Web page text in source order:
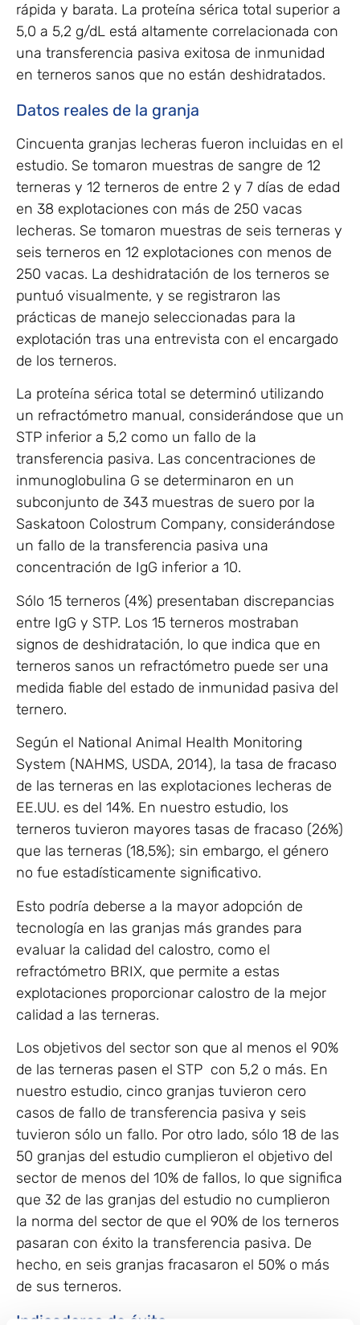
rápida y barata. La proteína sérica total superior a
5,0 a 5,2 g/dL está altamente correlacionada con
una transferencia pasiva exitosa de inmunidad
en terneros sanos que no están deshidratados.
Datos reales de la granja
Cincuenta granjas lecheras fueron incluidas en el
estudio. Se tomaron muestras de sangre de 12
terneras y 12 terneros de entre 2 y 7 días de edad
en 38 explotaciones con más de 250 vacas
lecheras. Se tomaron muestras de seis terneras y
seis terneros en 12 explotaciones con menos de
250 vacas. La deshidratación de los terneros se
puntuó visualmente, y se registraron las
prácticas de manejo seleccionadas para la
explotación tras una entrevista con el encargado
de los terneros.
La proteína sérica total se determinó utilizando
un refractómetro manual, considerándose que un
STP inferior a 5,2 como un fallo de la
transferencia pasiva. Las concentraciones de
inmunoglobulina G se determinaron en un
subconjunto de 343 muestras de suero por la
Saskatoon Colostrum Company, considerándose
un fallo de la transferencia pasiva una
concentración de IgG inferior a 10.
Sólo 15 terneros (4%) presentaban discrepancias
entre IgG y STP. Los 15 terneros mostraban
signos de deshidratación, lo que indica que en
terneros sanos un refractómetro puede ser una
medida fiable del estado de inmunidad pasiva del
ternero.
Según el National Animal Health Monitoring
System (NAHMS, USDA, 2014), la tasa de fracaso
de las terneras en las explotaciones lecheras de
EE.UU. es del 14%. En nuestro estudio, los
terneros tuvieron mayores tasas de fracaso (26%)
que las terneras (18,5%); sin embargo, el género
no fue estadísticamente significativo.
Esto podría deberse a la mayor adopción de
tecnología en las granjas más grandes para
evaluar la calidad del calostro, como el
refractómetro BRIX, que permite a estas
explotaciones proporcionar calostro de la mejor
calidad a las terneras.
Los objetivos del sector son que al menos el 90%
de las terneras pasen el STP con 5,2 o más. En
nuestro estudio, cinco granjas tuvieron cero
casos de fallo de transferencia pasiva y seis
tuvieron sólo un fallo. Por otro lado, sólo 18 de las
50 granjas del estudio cumplieron el objetivo del
sector de menos del 10% de fallos, lo que significa
que 32 de las granjas del estudio no cumplieron
la norma del sector de que el 90% de los terneros
pasaran con éxito la transferencia pasiva. De
hecho, en seis granjas fracasaron el 50% o más
de sus terneros.